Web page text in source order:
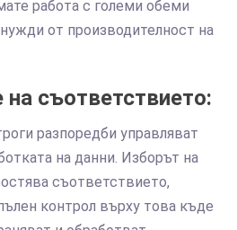
работа с големи обеми
от производителност на
на съответствието:
разпоредби управляват
на данни. Изборът на
съответствието,
контрол върху това къде